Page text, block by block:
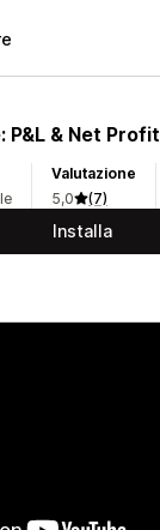
P&L & Net Profit
Valutazione
5,0
(7)
Installa